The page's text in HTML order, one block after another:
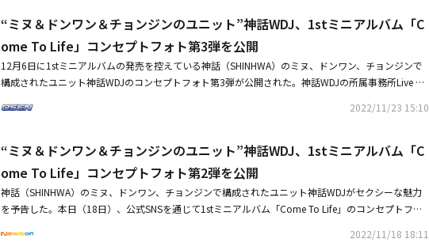
向型）だ」と伝えた。また、「キム・ヨンチョルのパワーFMショーケース」コーナーで、1番トラッ
クから5番トラックまで紹介し、ドンワンは「僕の既存の発声を制限して、ミヌの発声を真似し、ト
レンディな歌い方に変えた」とし、アルバム制作のビハインドを公開した。その他にも自分が思う自
分の顔全盛期、タイトル曲「Flash」のダンスポイントなど、ファンと共にする特別なQ＆Aに至るま
で、さまざまなテーマで話し合い、前例のないラジオショーケースを成功裏に終えた。続いて、神話
WDJは本日（6日）正午に放送されたMBC FM4U「正午の希望曲 キム・シニョンです」を皮切りに、
8日にSBSパワーFM「パク・ソヒョンのラブゲーム」、10日にJTBC「K-909」など、さまざまな活動
し、ファンと幸せな年末を過ごす。神話WDJの1stミニアルバム「Come To Life」は、本日（6日）正
午、各音楽配信サイトを通じてリリースされた。
てきた神話WDJは、長い間待ってきたファンにサプライズプレゼントをするため、ラジオのショーケ
ースを企画したと伝えた。韓国のラジオ番組の中で聴取率1位を誇るSBS「キム・ヨンチョルのパワ
ーFM」とのコラボを通じて、前例のないラジオショーケースを予告した彼らは、タイトル曲「Flas
h」をはじめ、収録曲「Shape On Body」「Guest」「Rumble」を初めて公開する予定で、韓国最長
寿アイドルグループらしい特別な活動でユニット活動の始まりを告げる。また、本日（5日）午後6
時にはタイトル曲「Flash」のミュージックビデオの予告映像を公開し、変化した音楽はもちろん、
したRyan Lawrieと少女時代、EXOらと作業したWill Simmsが作曲・編曲を手掛けたタイトル曲「Fla
sh」の振り付けには、韓国トップの振付師で最近Mnet「STREET MAN FIGHTER」に出演した1MILLIO
N所属のチェ・ヨンジュンが参加し、華やかなパフォーマンスを予告した。ミュージックビデオは神
話の「TOUCH」「All Your Dreams」をはじめ、BTS、EXO、少女時代、SUPER JUNIORなど、多くの
った。それだけでなく、SEVENTEEN、TWICE、カン・ダニエル、IZ*ONE出身のカン・ヘウォンら多
“ミヌ＆ドンワン＆チョンジンのユニット”神話WDJ、1stミニアルバム「C
ome To Life」コンセプトフォト第3弾を公開
12月6日に1stミニアルバムの発売を控えている神話（SHINHWA）のミヌ、ドンワン、チョンジンで
構成されたユニット神話WDJのコンセプトフォト第3弾が公開された。神話WDJの所属事務所Live W
ンセプトで、第3弾となるコンセプトフォトを公開し、メンバーたちの致命的なビジュアルを披露し
烈ながらもシックな雰囲気をアピールした。特に、先立って公開された2つのコンセプトフォトとは
異なる雰囲気の強烈な男性らしさをアピールし、視線を釘付けにした。また、ダンディな魅力を強調
する洗練されたシャツのスタイリングと、一幅の名画を見ているような3人の完璧なビジュアルが、
夢幻的な雰囲気を倍増させ、新曲のコンセプトに対する期待を高めた。新譜「Come To Life」は、デ
ビュー24年にしてグループ神話が初めて結成したユニットである神話WDJが披露する1stミニアルバ
ムで、これまでに見せたことのない、様々な音楽的スペクトルを見せるための第一歩だ。長い時間、
2022/11/23 15:10
“ミヌ＆ドンワン＆チョンジンのユニット”神話WDJ、1stミニアルバム「C
ome To Life」コンセプトフォト第2弾を公開
神話（SHINHWA）のミヌ、ドンワン、チョンジンで構成されたユニット神話WDJがセクシーな魅力
を予告した。本日（18日）、公式SNSを通じて1stミニアルバム「Come To Life」のコンセプトフォ
的で圧倒的な魅力をアピールしている。彼らはコンセプトフォト第2弾を通じて、第1弾のロマンチ
2022/11/18 18:11